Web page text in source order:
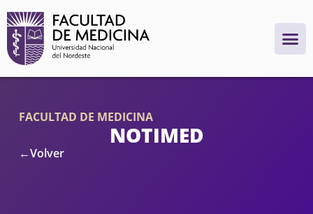
FACULTAD DE MEDICINA
NOTIMED
←Volver